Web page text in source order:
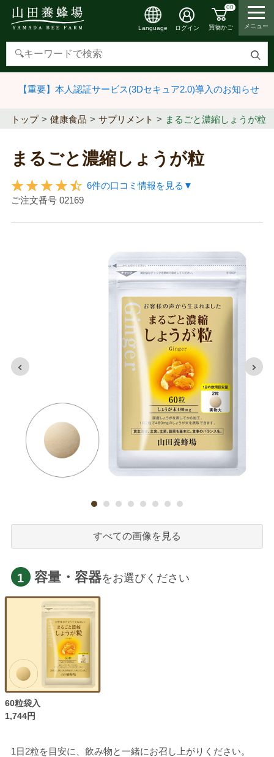
検
す
Language ログイン
00
買物かご メニュー
【重要】本人認証サービス(3Dセキュア2.0)導入のお知らせ
トップ 健康食品 サプリメント まるごと濃縮しょうが粒
まるごと濃縮しょうが粒
6件の口コミ情報を見る▼
ご注文番号 02169
すべての画像を見る
1 容量・容器をお選びください
60粒袋入
1,744円
1日2粒を目安に、飲み物と一緒にお召し上がりください。